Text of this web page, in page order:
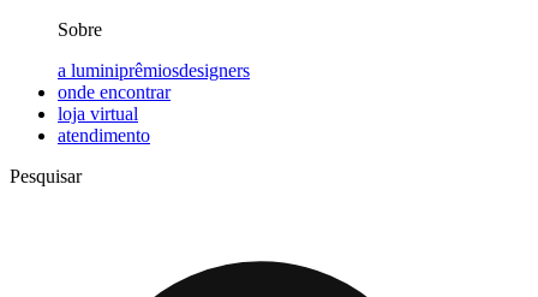
Sobre
a luminiprêmiosdesigners
onde encontrar
loja virtual
atendimento
Pesquisar